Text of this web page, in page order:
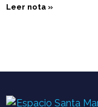
Leer nota »